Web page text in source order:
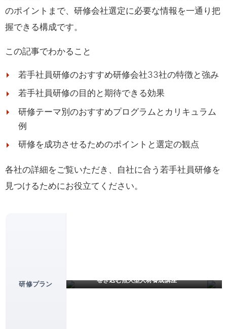
のポイントまで、研修会社選定に必要な情報を一通り把
握できる構成です。
この記事でわかること
若手社員研修のおすすめ研修会社33社の特徴と強み
若手社員研修の目的と期待できる効果
研修テーマ別のおすすめプログラムとカリキュラム
例
研修を成功させるためのポイントと選定の観点
各社の詳細をご覧いただき、自社に合う若手社員研修を
見つけるためにお役立てください。
研修プラン
巻き込む点火型人材養成講座